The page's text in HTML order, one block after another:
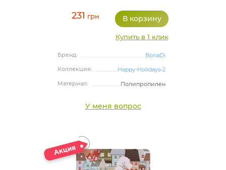
231 грн
Купить в 1 клик
Бренд:
BonaDi
Коллекция:
Happy-Holidays-2
Материал:
Полипропилен
У меня вопрос